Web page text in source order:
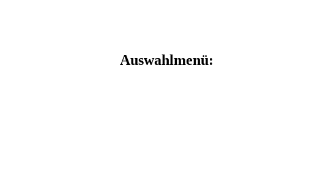
Auswahlmenü: